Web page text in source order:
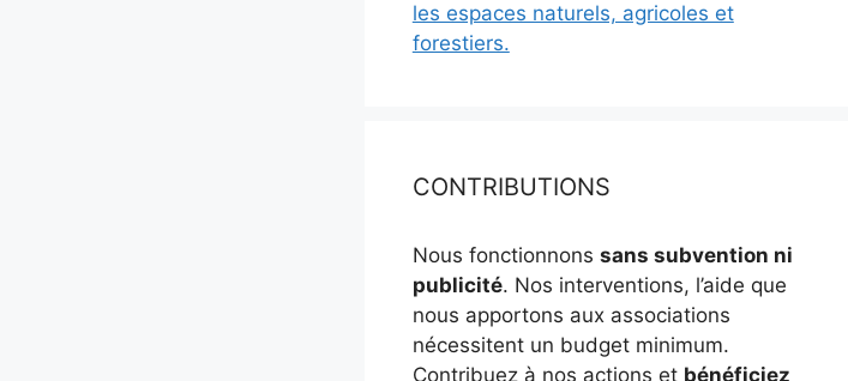
les espaces naturels, agricoles et
forestiers.
CONTRIBUTIONS
Nous fonctionnons sans subvention ni
publicité. Nos interventions, l’aide que
nous apportons aux associations
nécessitent un budget minimum.
Contribuez à nos actions et bénéficiez